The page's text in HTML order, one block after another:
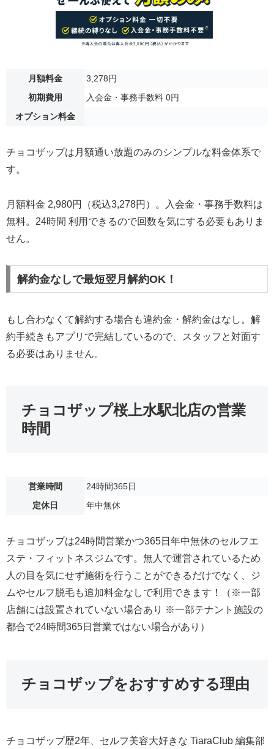
月額料金
3,278円
初期費用
入会金・事務手数料 0円
オプション料金
チョコザップは月額通い放題のみのシンプルな料金体系で
す。
月額料金 2,980円（税込3,278円）。入会金・事務手数料は
無料。24時間 利用できるので回数を気にする必要もありま
せん。
解約金なしで最短翌月解約OK！
もし合わなくて解約する場合も違約金・解約金はなし。解
約手続きもアプリで完結しているので、スタッフと対面す
る必要はありません。
チョコザップ桜上水駅北店の営業
時間
営業時間
24時間365日
定休日
年中無休
チョコザップは24時間営業かつ365日年中無休のセルフエ
ステ・フィットネスジムです。無人で運営されているため
人の目を気にせず施術を行うことができるだけでなく、ジ
ムやセルフ脱毛も追加料金なしで利用できます！（※一部
店舗には設置されていない場合あり ※一部テナント施設の
都合で24時間365日営業ではない場合があり）
チョコザップをおすすめする理由
チョコザップ歴2年、セルフ美容大好きな TiaraClub 編集部